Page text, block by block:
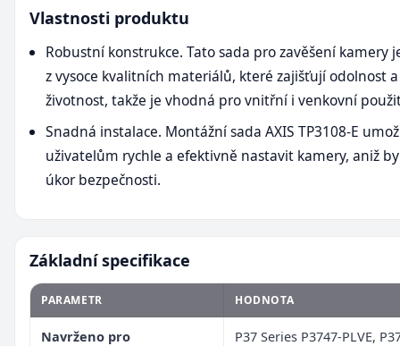
Vlastnosti produktu
Robustní konstrukce. Tato sada pro zavěšení kamery
z vysoce kvalitních materiálů, které zajišťují odolnost
životnost, takže je vhodná pro vnitřní i venkovní
Snadná instalace. Montážní sada AXIS TP3108-E
uživatelům rychle a efektivně nastavit kamery, aniž
úkor bezpečnosti.
Základní specifikace
PARAMETR HODNOTA
Navrženo pro P37 Series P3747-PLVE,